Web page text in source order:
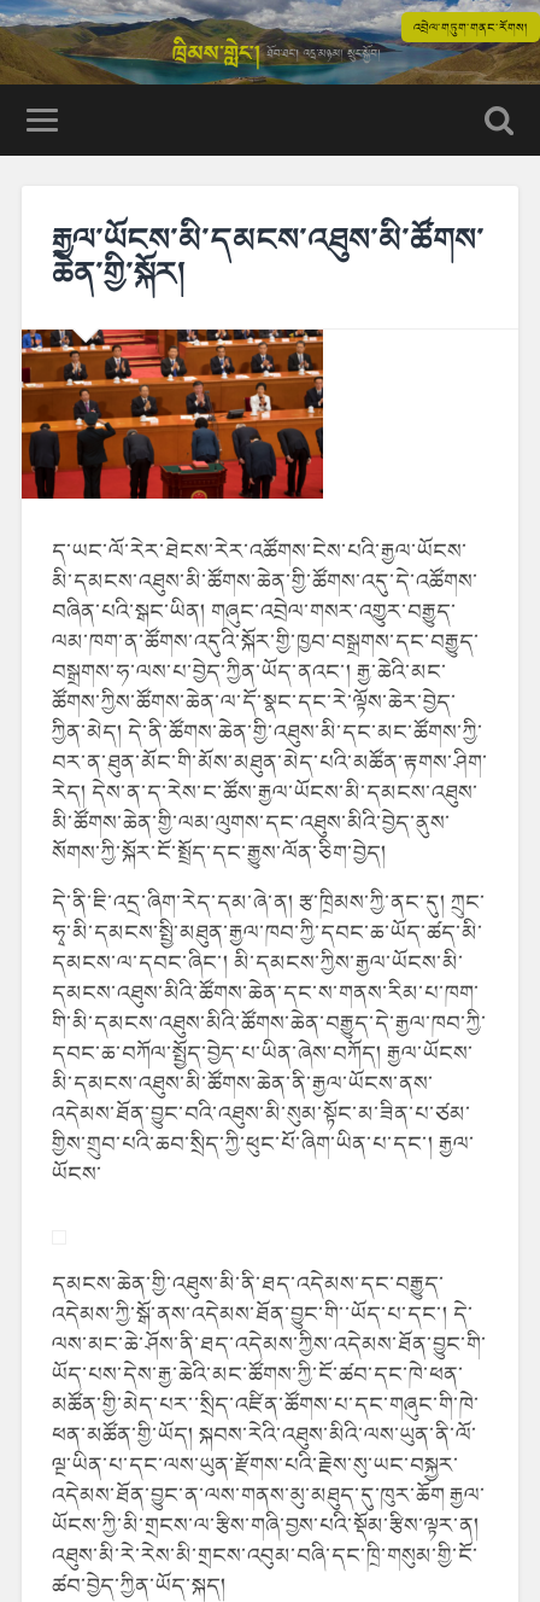
འབྲེལ་གཏུག་གནང་རོགས།
རྒྱལ་ཡོངས་མི་དམངས་འཐུས་མི་ཚོགས་
ཆེན་གྱི་སྐོར།
ད་ཡང་ལོ་རེར་ཐེངས་རེར་འཚོགས་ངེས་པའི་རྒྱལ་ཡོངས་
མི་དམངས་འཐུས་མི་ཚོགས་ཆེན་གྱི་ཚོགས་འདུ་དེ་འཚོགས་
བཞིན་པའི་སྒང་ཡིན། གཞུང་འབྲེལ་གསར་འགྱུར་བརྒྱུད་
ལམ་ཁག་ན་ཚོགས་འདུའི་སྐོར་གྱི་ཁྱབ་བསྒྲགས་དང་བརྒྱུད་
བསྒྲགས་ཧ་ལས་པ་བྱེད་ཀྱིན་ཡོད་ནའང་། རྒྱ་ཆེའི་མང་
ཚོགས་ཀྱིས་ཚོགས་ཆེན་ལ་དོ་སྣང་དང་རེ་ལྟོས་ཆེར་བྱེད་
ཀྱིན་མེད། དེ་ནི་ཚོགས་ཆེན་གྱི་འཐུས་མི་དང་མང་ཚོགས་ཀྱི་
བར་ན་ཐུན་མོང་གི་མོས་མཐུན་མེད་པའི་མཚོན་རྟགས་ཤིག་
རེད། དེས་ན་ད་རེས་ང་ཚོས་རྒྱལ་ཡོངས་མི་དམངས་འཐུས་
མི་ཚོགས་ཆེན་གྱི་ལམ་ལུགས་དང་འཐུས་མིའི་བྱེད་ནུས་
སོགས་ཀྱི་སྐོར་ངོ་སྤྲོད་དང་རྒྱུས་ལོན་ཅིག་བྱེད།
དེ་ནི་ཇི་འདྲ་ཞིག་རེད་དམ་ཞེ་ན། རྩ་ཁྲིམས་ཀྱི་ནང་དུ། ཀྲུང་
ཧྭ་མི་དམངས་སྤྱི་མཐུན་རྒྱལ་ཁབ་ཀྱི་དབང་ཆ་ཡོད་ཚད་མི་
དམངས་ལ་དབང་ཞིང་། མི་དམངས་ཀྱིས་རྒྱལ་ཡོངས་མི་
དམངས་འཐུས་མིའི་ཚོགས་ཆེན་དང་ས་གནས་རིམ་པ་ཁག་
གི་མི་དམངས་འཐུས་མིའི་ཚོགས་ཆེན་བརྒྱུད་དེ་རྒྱལ་ཁབ་ཀྱི་
དབང་ཆ་བཀོལ་སྤྱོད་བྱེད་པ་ཡིན་ཞེས་བཀོད། རྒྱལ་ཡོངས་
མི་དམངས་འཐུས་མི་ཚོགས་ཆེན་ནི་རྒྱལ་ཡོངས་ནས་
འདེམས་ཐོན་བྱུང་བའི་འཐུས་མི་སུམ་སྟོང་མ་ཟིན་པ་ཙམ་
གྱིས་གྲུབ་པའི་ཆབ་སྲིད་ཀྱི་ཕུང་པོ་ཞིག་ཡིན་པ་དང་། རྒྱལ་
ཡོངས་
དམངས་ཆེན་གྱི་འཐུས་མི་ནི་ཐད་འདེམས་དང་བརྒྱུད་
འདེམས་ཀྱི་སྒོ་ནས་འདེམས་ཐོན་བྱུང་གི་་ཡོད་པ་དང་། དེ་
ལས་མང་ཆེ་ཤོས་ནི་ཐད་འདེམས་ཀྱིས་འདེམས་ཐོན་བྱུང་གི་
ཡོད་པས་དེས་རྒྱ་ཆེའི་མང་ཚོགས་ཀྱི་ངོ་ཚབ་དང་ཁེ་ཕན་
མཚོན་གྱི་མེད་པར་་སྲིད་འཛིན་ཚོགས་པ་དང་གཞུང་གི་ཁེ་
ཕན་མཚོན་གྱི་ཡོད། སྐབས་རེའི་འཐུས་མིའི་ལས་ཡུན་ནི་ལོ་
ལྔ་ཡིན་པ་དང་ལས་ཡུན་རྫོགས་པའི་རྗེས་སུ་ཡང་བསྐྱར་
འདེམས་ཐོན་བྱུང་ན་ལས་གནས་མུ་མཐུད་དུ་ཁུར་ཆོག རྒྱལ་
ཡོངས་ཀྱི་མི་གྲངས་ལ་རྩིས་གཞི་བྱས་པའི་སྡོམ་རྩིས་ལྟར་ན།
འཐུས་མི་རེ་རེས་མི་གྲངས་འབུམ་བཞི་དང་ཁྲི་གསུམ་གྱི་ངོ་
ཚབ་བྱེད་ཀྱིན་ཡོད་སྐད།